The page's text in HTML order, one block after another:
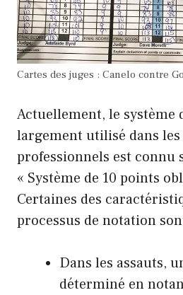
Cartes des juges : Canelo contre
Actuellement, le système
largement utilisé dans les
professionnels est connu
« Système de 10 points
Certaines des
processus de notation
Dans les assauts,
déterminé en